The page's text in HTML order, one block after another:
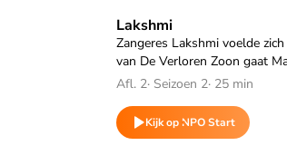
Lakshmi
Zangeres Lakshmi voelde
van De Verloren Zoon gaat
Afl. 2· Seizoen 2· 25 min
Kijk op NPO Start
Speel "Lakshmi" af